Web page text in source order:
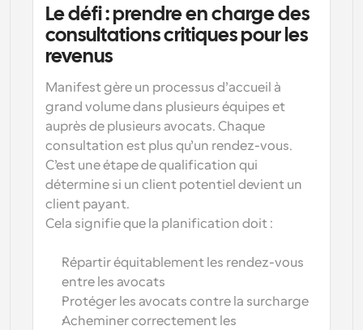
Le défi : prendre en charge des
consultations critiques pour les
revenus
Manifest gère un processus d’accueil à
grand volume dans plusieurs équipes et
auprès de plusieurs avocats. Chaque
consultation est plus qu’un rendez-vous.
C’est une étape de qualification qui
détermine si un client potentiel devient un
client payant.
Cela signifie que la planification doit :
Répartir équitablement les rendez-vous
entre les avocats
Protéger les avocats contre la surcharge
Acheminer correctement les